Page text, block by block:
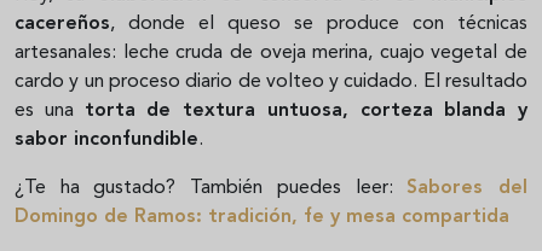
cacereños, donde el queso se produce con técnicas
artesanales: leche cruda de oveja merina, cuajo vegetal de
cardo y un proceso diario de volteo y cuidado. El resultado
es una torta de textura untuosa, corteza blanda y
sabor inconfundible.
¿Te ha gustado? También puedes leer: Sabores del
Domingo de Ramos: tradición, fe y mesa compartida